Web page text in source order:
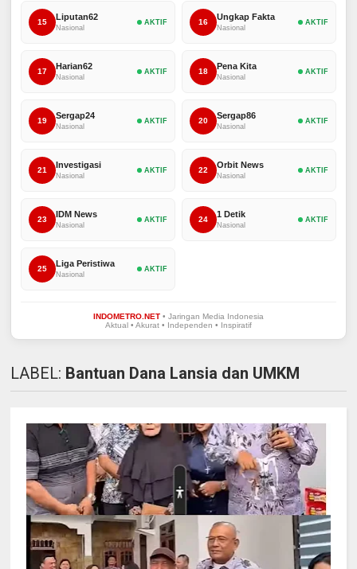
15
Liputan62
Nasional
AKTIF 16
Ungkap Fakta
Nasional
AKTIF
17
Harian62
Nasional
AKTIF 18
Pena Kita
Nasional
AKTIF
19
Sergap24
Nasional
AKTIF 20
Sergap86
Nasional
AKTIF
21
Investigasi
Nasional
AKTIF 22
Orbit News
Nasional
AKTIF
23
IDM News
Nasional
AKTIF 24
1 Detik
Nasional
AKTIF
25
Liga Peristiwa
Nasional
AKTIF
INDOMETRO.NET• Jaringan Media Indonesia
Aktual • Akurat • Independen • Inspiratif
LABEL: Bantuan Dana Lansia dan UMKM